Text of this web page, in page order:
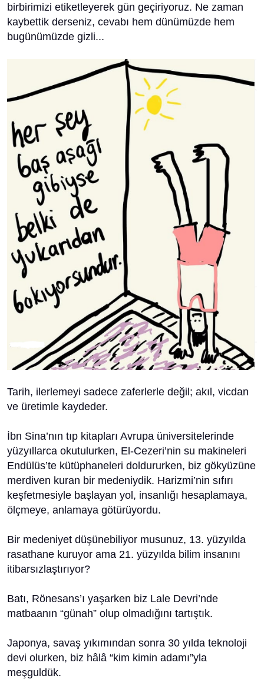
birbirimizi etiketleyerek gün geçiriyoruz. Ne zaman
kaybettik derseniz, cevabı hem dünümüzde hem
bugünümüzde gizli...
Tarih, ilerlemeyi sadece zaferlerle değil; akıl, vicdan
ve üretimle kaydeder.
İbn Sina’nın tıp kitapları Avrupa üniversitelerinde
yüzyıllarca okutulurken, El-Cezeri’nin su makineleri
Endülüs’te kütüphaneleri doldururken, biz gökyüzüne
merdiven kuran bir medeniydik. Harizmi’nin sıfırı
keşfetmesiyle başlayan yol, insanlığı hesaplamaya,
ölçmeye, anlamaya götürüyordu.
Bir medeniyet düşünebiliyor musunuz, 13. yüzyılda
rasathane kuruyor ama 21. yüzyılda bilim insanını
itibarsızlaştırıyor?
Batı, Rönesans’ı yaşarken biz Lale Devri’nde
matbaanın “günah” olup olmadığını tartıştık.
Japonya, savaş yıkımından sonra 30 yılda teknoloji
devi olurken, biz hâlâ “kim kimin adamı”yla
meşguldük.